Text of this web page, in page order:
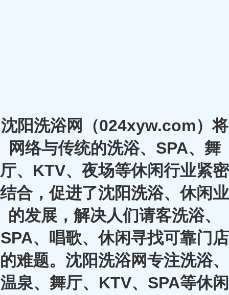
沈阳洗浴网（024xyw.com）将
网络与传统的洗浴、SPA、舞
厅、KTV、夜场等休闲行业紧密
结合，促进了沈阳洗浴、休闲业
的发展，解决人们请客洗浴、
SPA、唱歌、休闲寻找可靠门店
的难题。沈阳洗浴网专注洗浴、
温泉、舞厅、KTV、SPA等休闲